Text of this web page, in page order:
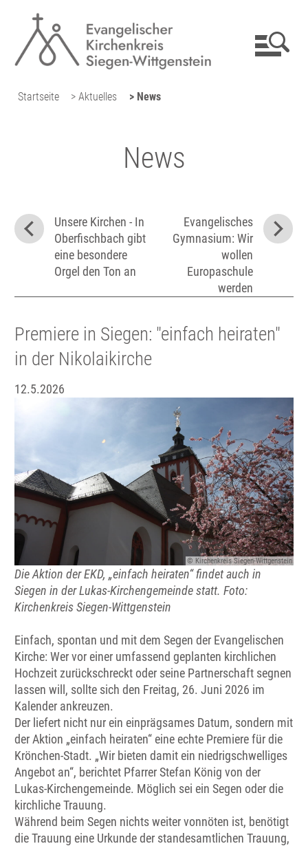
Startseite > Aktuelles > News
News
Unsere Kirchen - In
Oberfischbach gibt
eine besondere
Orgel den Ton an
Evangelisches
Gymnasium: Wir
wollen
Europaschule
werden
Premiere in Siegen: "einfach heiraten"
in der Nikolaikirche
12.5.2026
© Kirchenkreis Siegen-Wittgenstein
Die Aktion der EKD, „einfach heiraten“ findet auch in
Siegen in der Lukas-Kirchengemeinde statt. Foto:
Kirchenkreis Siegen-Wittgenstein
Einfach, spontan und mit dem Segen der Evangelischen
Kirche: Wer vor einer umfassend geplanten kirchlichen
Hochzeit zurückschreckt oder seine Partnerschaft segnen
lassen will, sollte sich den Freitag, 26. Juni 2026 im
Kalender ankreuzen.
Der liefert nicht nur ein einprägsames Datum, sondern mit
der Aktion „einfach heiraten“ eine echte Premiere für die
Krönchen-Stadt. „Wir bieten damit ein niedrigschwelliges
Angebot an“, berichtet Pfarrer Stefan König von der
Lukas-Kirchengemeinde. Möglich sei ein Segen oder die
kirchliche Trauung.
Während beim Segen nichts weiter vonnöten ist, benötigt
die Trauung eine Urkunde der standesamtlichen Trauung,